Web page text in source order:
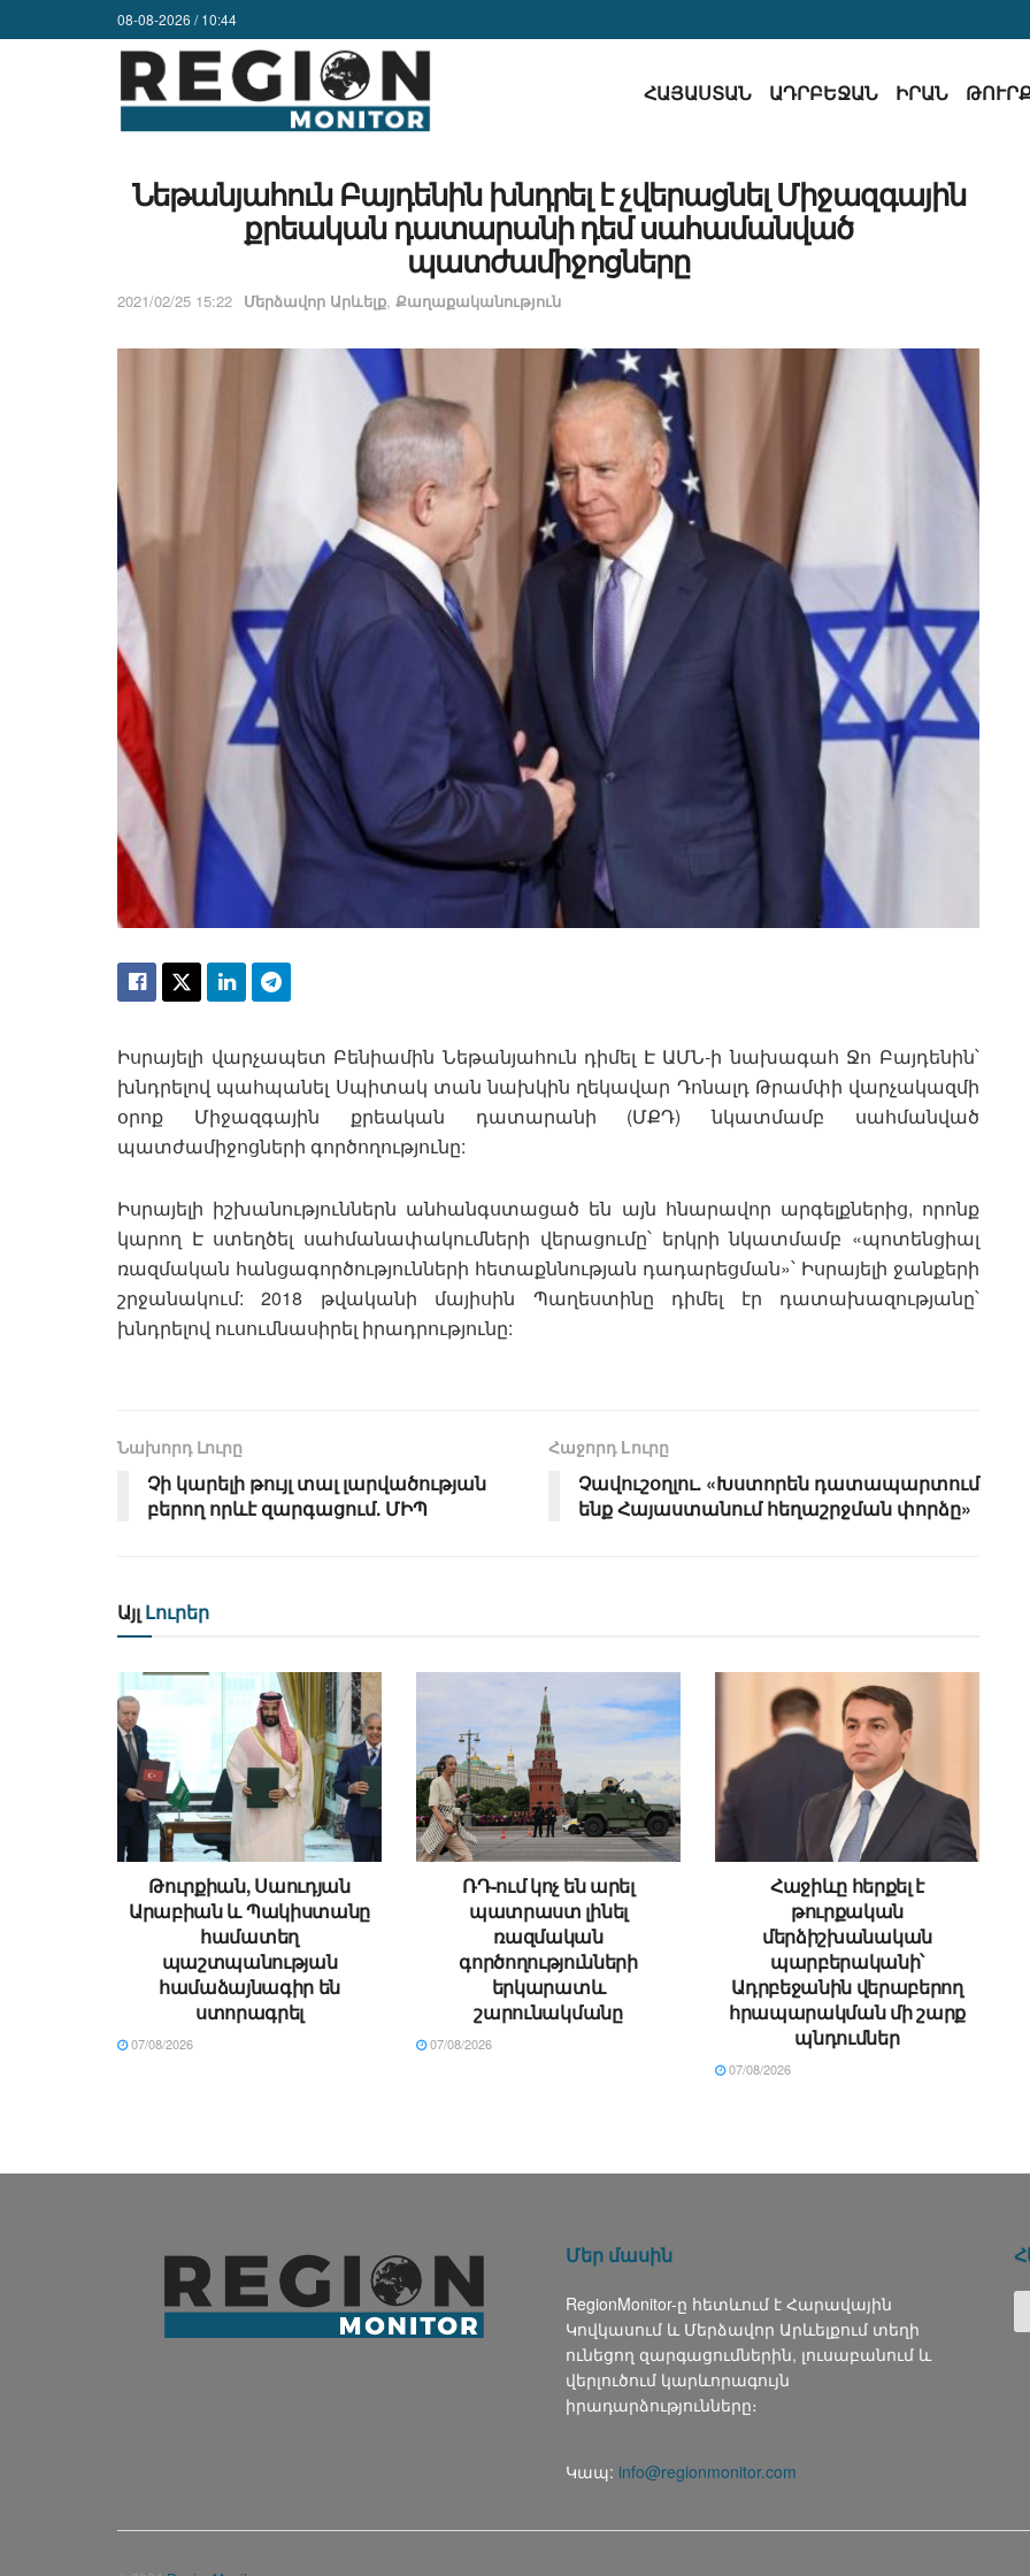
08-08-2026 / 10:44
ՀԱՅԱՍՏԱՆ ԱԴՐԲԵՋԱՆ ԻՐԱՆ
Նեթանյահուն Բայդենին խնդրել է չվերացնել Միջազգային
քրեական դատարանի դեմ սահամանված
պատժամիջոցները
2021/02/25 15:22 Մերձավոր Արևելք, Քաղաքականություն
Իսրայելի վարչապետ Բենիամին Նեթանյահուն դիմել Է ԱՄՆ-ի նախագահ Ջո Բայդենին՝
խնդրելով պահպանել Սպիտակ տան նախկին ղեկավար Դոնալդ Թրամփի վարչակազմի
օրոք Միջազգային քրեական դատարանի (ՄՔԴ) նկատմամբ սահմանված
պատժամիջոցների գործողությունը:
Իսրայելի իշխանություններն անհանգստացած են այն հնարավոր արգելքներից, որոնք
կարող Է ստեղծել սահմանափակումների վերացումը՝ երկրի նկատմամբ «պոտենցիալ
ռազմական հանցագործությունների հետաքննության դադարեցման»՝ Իսրայելի ջանքերի
շրջանակում: 2018 թվականի մայիսին Պաղեստինը դիմել էր դատախազությանը՝
խնդրելով ուսումնասիրել իրադրությունը:
Նախորդ Լուրը
Չի կարելի թույլ տալ լարվածության
բերող որևէ զարգացում. ՄԻՊ
Հաջորդ Lուրը
Չավուշօղլու. «Խստորեն դատապարտում
ենք Հայաստանում հեղաշրջման փորձը»
Այլ Լուրեր
Թուրքիան, Սաուդյան
Արաբիան և Պակիստանը
համատեղ
պաշտպանության
համաձայնագիր են
ստորագրել
07/08/2026
ՌԴ-ում կոչ են արել
պատրաստ լինել
ռազմական
գործողությունների
երկարատև
շարունակմանը
07/08/2026
Հաջիևը հերքել է
թուրքական
մերձիշխանական
պարբերականի՝
Ադրբեջանին վերաբերող
հրապարակման մի շարք
պնդումներ
07/08/2026
Մեր մասին
RegionMonitor-ը հետևում է Հարավային
Կովկասում և Մերձավոր Արևելքում տեղի
ունեցող զարգացումներին, լուսաբանում և
վերլուծում կարևորագույն
իրադարձությունները։
Կապ: info@regionmonitor.com